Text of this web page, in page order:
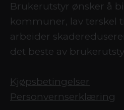
Brukerutstyr ønsker å
kommuner, lav terskel
arbeider
det beste av
Kjøpsbetingelser
Personvernserklæring